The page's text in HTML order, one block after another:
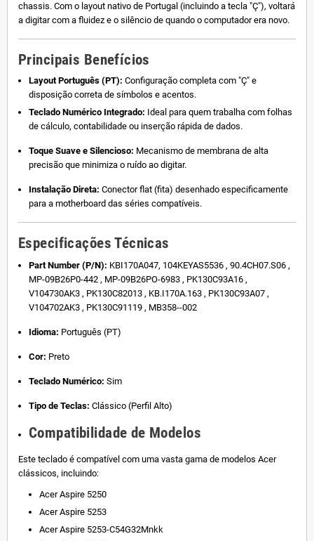
chassis. Com o layout nativo de Portugal (incluindo a tecla "Ç"), voltará
a digitar com a fluidez e o silêncio de quando o computador era novo.
Principais Benefícios
Layout Português (PT): Configuração completa com "Ç" e
disposição correta de símbolos e acentos.
Teclado Numérico Integrado: Ideal para quem trabalha com folhas
de cálculo, contabilidade ou inserção rápida de dados.
Toque Suave e Silencioso: Mecanismo de membrana de alta
precisão que minimiza o ruído ao digitar.
Instalação Direta: Conector flat (fita) desenhado especificamente
para a motherboard das séries compatíveis.
Especificações Técnicas
Part Number (P/N): KBI170A047, 104KEYAS5536 , 90.4CH07.S06 ,
MP-09B26P0-442 , MP-09B26PO-6983 , PK130C93A16 ,
V104730AK3 , PK130C82013 , KB.I170A.163 , PK130C93A07 ,
V104702AK3 , PK130C91119 , MB358--002
Idioma: Português (PT)
Cor: Preto
Teclado Numérico: Sim
Tipo de Teclas: Clássico (Perfil Alto)
Compatibilidade de Modelos
Este teclado é compatível com uma vasta gama de modelos Acer
clássicos, incluindo:
Acer Aspire 5250
Acer Aspire 5253
Acer Aspire 5253-C54G32Mnkk